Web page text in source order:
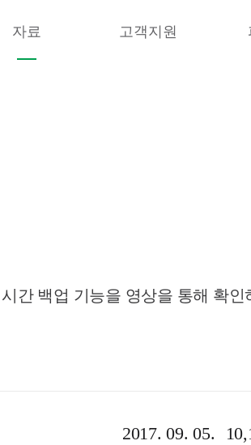
자료 고객지원
간 백업 기능을 영상을 통해 확인
2017. 09. 05.